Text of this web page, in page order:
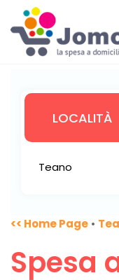
<< Home Page •
Spesa